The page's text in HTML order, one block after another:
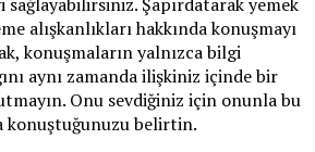
alışkanlıkları hakkında konuşmayı
konuşmaların yalnızca bilgi
aynı zamanda ilişkiniz içinde bir
Onu sevdiğiniz için onunla bu
konuştuğunuzu belirtin.